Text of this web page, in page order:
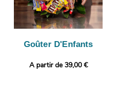
Goûter D'Enfants
A partir de 39,00 €